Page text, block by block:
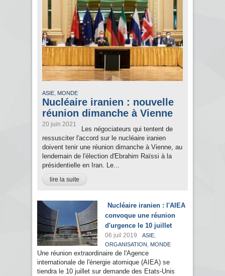
ASIE, MONDE
Nucléaire iranien : nouvelle
réunion dimanche à Vienne
20 juin 2021
Les négociateurs qui tentent de
ressusciter l'accord sur le nucléaire iranien
doivent tenir une réunion dimanche à Vienne, au
lendemain de l'élection d'Ebrahim Raïssi à la
présidentielle en Iran. Le...
lire la suite
Nucléaire iranien : l'AIEA
convoque une réunion
d'urgence le 10 juillet
06 juil 2019 ASIE,
ORGANISATION , MONDE
Une réunion extraordinaire de l'Agence
internationale de l'énergie atomique (AIEA) se
tiendra le 10 juillet sur demande des Etats-Unis